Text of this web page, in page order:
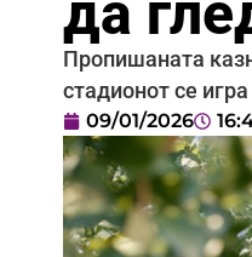
Пропишаната
стадионот се
09/01/2026